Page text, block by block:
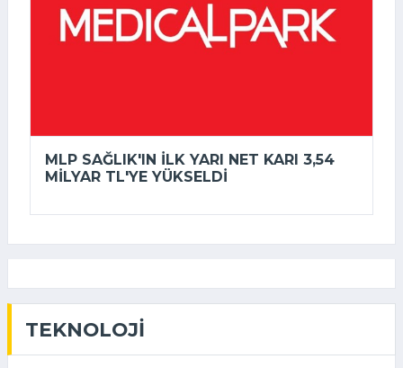
MLP SAĞLIK'IN ILK YARI NET KARI 3,54
MILYAR TL'YE YÜKSELDI
TEKNOLOJI